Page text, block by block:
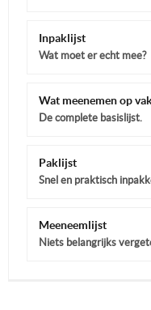
Inpaklijst
Wat moet er echt mee?
Wat meenemen op
De complete basislijst.
Paklijst
Snel en praktisch
Meeneemlijst
Niets belangrijks